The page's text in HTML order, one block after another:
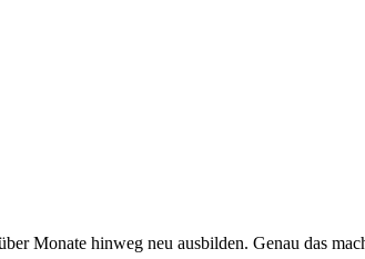
Monate hinweg neu ausbilden. Genau das